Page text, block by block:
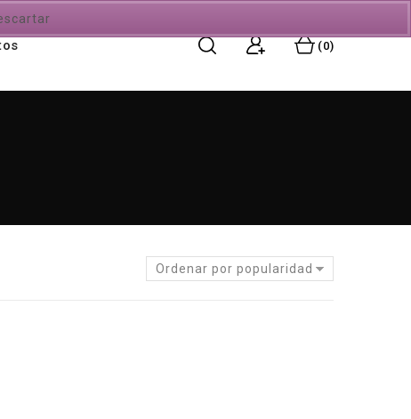
0
Ordenar por popularidad